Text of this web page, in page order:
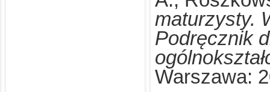
maturzysty.
Podręcznik
Warszawa: